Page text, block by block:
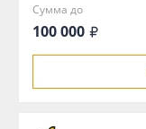
Сумма до
100 000